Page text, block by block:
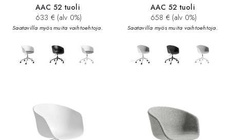
AAC 52 tuoli
633 € (alv 0%)
Saatavilla myös muita vaihtoehtoja.
AAC 52 tuoli
658 € (alv 0%)
Saatavilla myös muita vaihtoehtoja.